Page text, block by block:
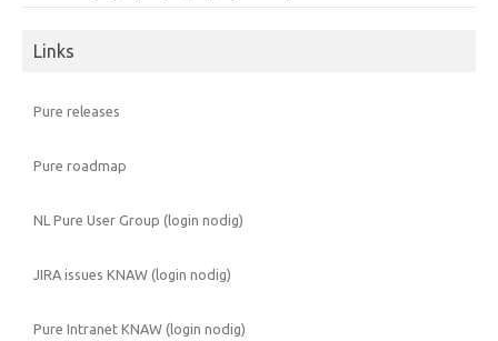
Links
Pure releases
Pure roadmap
NL Pure User Group (login nodig)
JIRA issues KNAW (login nodig)
Pure Intranet KNAW (login nodig)